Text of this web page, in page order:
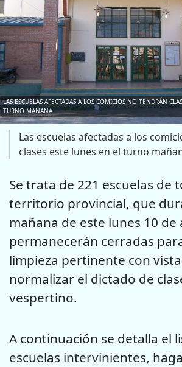
LAS ESCUELAS AFECTADAS A LOS COMICIOS NO TENDRÁN
TURNO MAÑANA
Las escuelas afectadas a los
clases este lunes en el turno
Se trata de 221 escuelas de
territorio provincial, que
mañana de este lunes 10 de
permanecerán cerradas
limpieza pertinente con
normalizar el dictado de
vespertino.
A continuación se detalla el
escuelas intervinientes,